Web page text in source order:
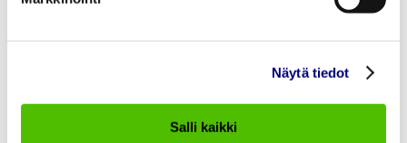
Näytä tiedot
Salli kaikki
ILMOITTAUTUMINEN
rekisteröityä Verohallinnon ylläpitämään
valmisteverotuksen tuensaajarekisteriin. Lisätietoja
verohallinnosta tai osoitteestawww.vero.fi